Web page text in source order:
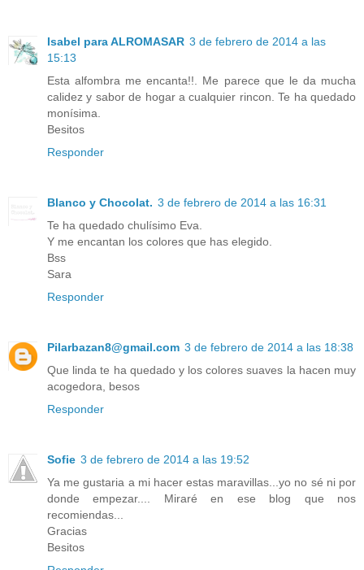
Isabel para ALROMASAR 3 de febrero de 2014 a las
15:13
Esta alfombra me encanta!!. Me parece que le da mucha
calidez y sabor de hogar a cualquier rincon. Te ha quedado
monísima.
Besitos
Responder
Blanco y Chocolat. 3 de febrero de 2014 a las 16:31
Te ha quedado chulísimo Eva.
Y me encantan los colores que has elegido.
Bss
Sara
Responder
Pilarbazan8@gmail.com 3 de febrero de 2014 a las 18:38
Que linda te ha quedado y los colores suaves la hacen muy
acogedora, besos
Responder
Sofie 3 de febrero de 2014 a las 19:52
Ya me gustaria a mi hacer estas maravillas...yo no sé ni por
donde empezar.... Miraré en ese blog que nos
recomiendas...
Gracias
Besitos